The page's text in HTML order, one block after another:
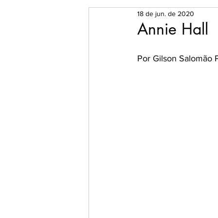
O Universo dos Livros
Annie Hall
18 de jun. de 2020
Por Gilson Salomão